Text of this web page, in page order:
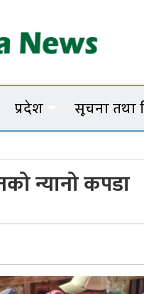
प्रदेश सूचना तथा
छत्र
न्यानो कपडा